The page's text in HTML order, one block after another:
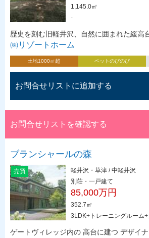
1,145.0㎡
-
歴史を刻む旧軽井沢、自然に囲まれた緩高
㈱リゾートホーム
土地1000㎡超 ペットのびのび
お問合せリストに追加する
お問合せリストを確認する
ブランシャールの森
売買
軽井沢・草津 / 中軽井沢
別荘・一戸建て
85,000万円
352.7㎡
3LDK+トレーニングルーム
ゲートヴィレッジ内の 高台に建つ デザイ